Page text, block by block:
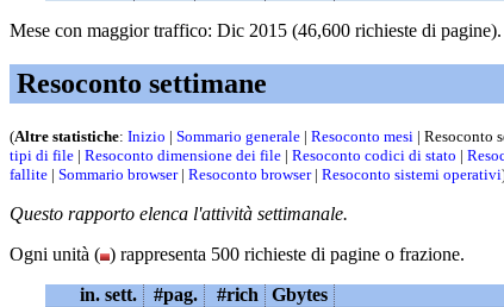
Mese con maggior traffico: Dic 2015 (46,600 richieste di pagine).
Resoconto settimane
(Altre statistiche: Inizio | Sommario generale | Resoconto mesi | Resoconto
tipi di file | Resoconto dimensione dei file | Resoconto codici di stato |
fallite | Sommario browser| Resoconto browser| Resoconto sistemi operativi
Questo rapporto elenca l'attività settimanale.
Ogni unità ( ) rappresenta 500 richieste di pagine o frazione.
in. sett.
#pag. #rich Gbytes